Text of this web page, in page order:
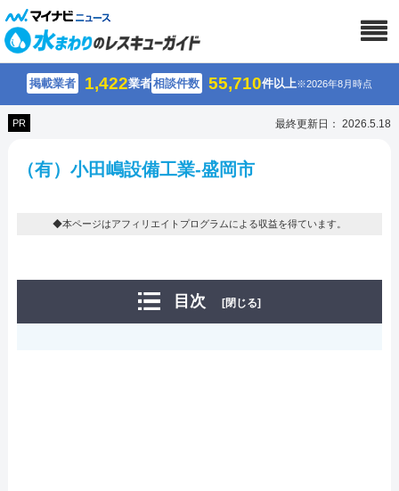
掲載業者 1,422業者相談件数 55,710件以上※2026年8月時点
PR 最終更新日： 2026.5.18
（有）小田嶋設備工業-盛岡市
◆本ページはアフィリエイトプログラムによる収益を得ています。
目次 [閉じる]